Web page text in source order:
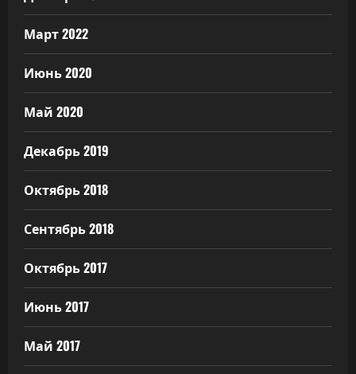
Март 2022
Июнь 2020
Май 2020
Декабрь 2019
Октябрь 2018
Сентябрь 2018
Октябрь 2017
Июнь 2017
Май 2017